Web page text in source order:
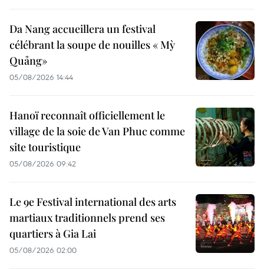
Da Nang accueillera un festival
célébrant la soupe de nouilles « Mỳ
Quảng»
05/08/2026 14:44
Hanoï reconnaît officiellement le
village de la soie de Van Phuc comme
site touristique
05/08/2026 09:42
Le 9e Festival international des arts
martiaux traditionnels prend ses
quartiers à Gia Lai
05/08/2026 02:00